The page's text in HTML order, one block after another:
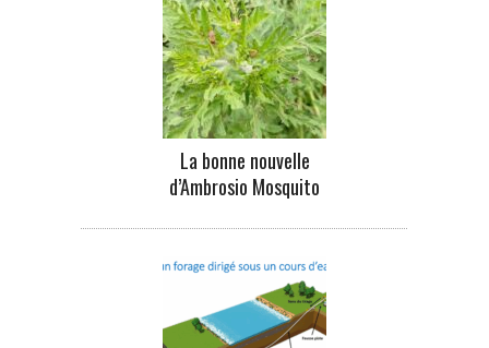
La bonne nouvelle
d’Ambrosio Mosquito